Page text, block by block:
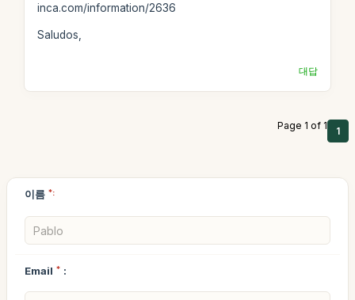
inca.com/information/2636
Saludos,
대답
Page 1 of 1 1
이름 *:
Email * :